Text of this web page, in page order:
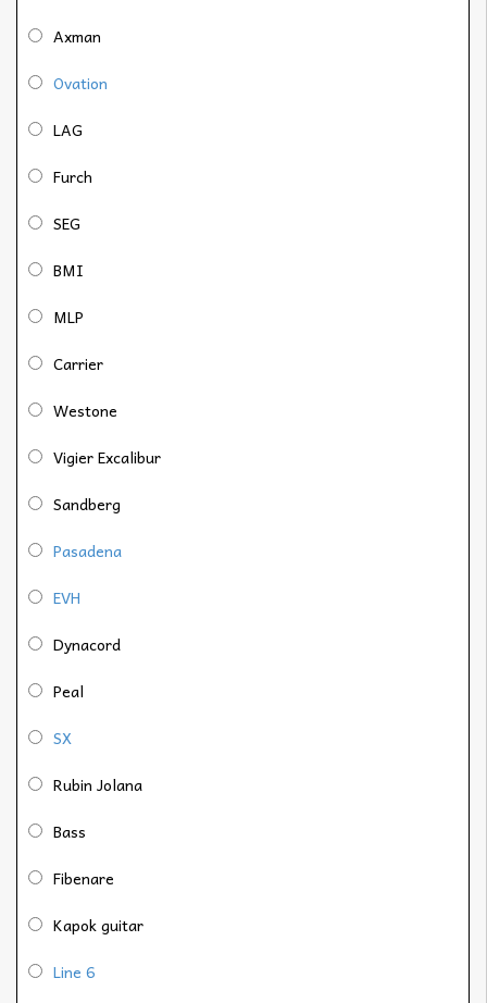
Axman
Ovation
LAG
Furch
SEG
BMI
MLP
Carrier
Westone
Vigier Excalibur
Sandberg
Pasadena
EVH
Dynacord
Peal
SX
Rubin Jolana
Bass
Fibenare
Kapok guitar
Line 6